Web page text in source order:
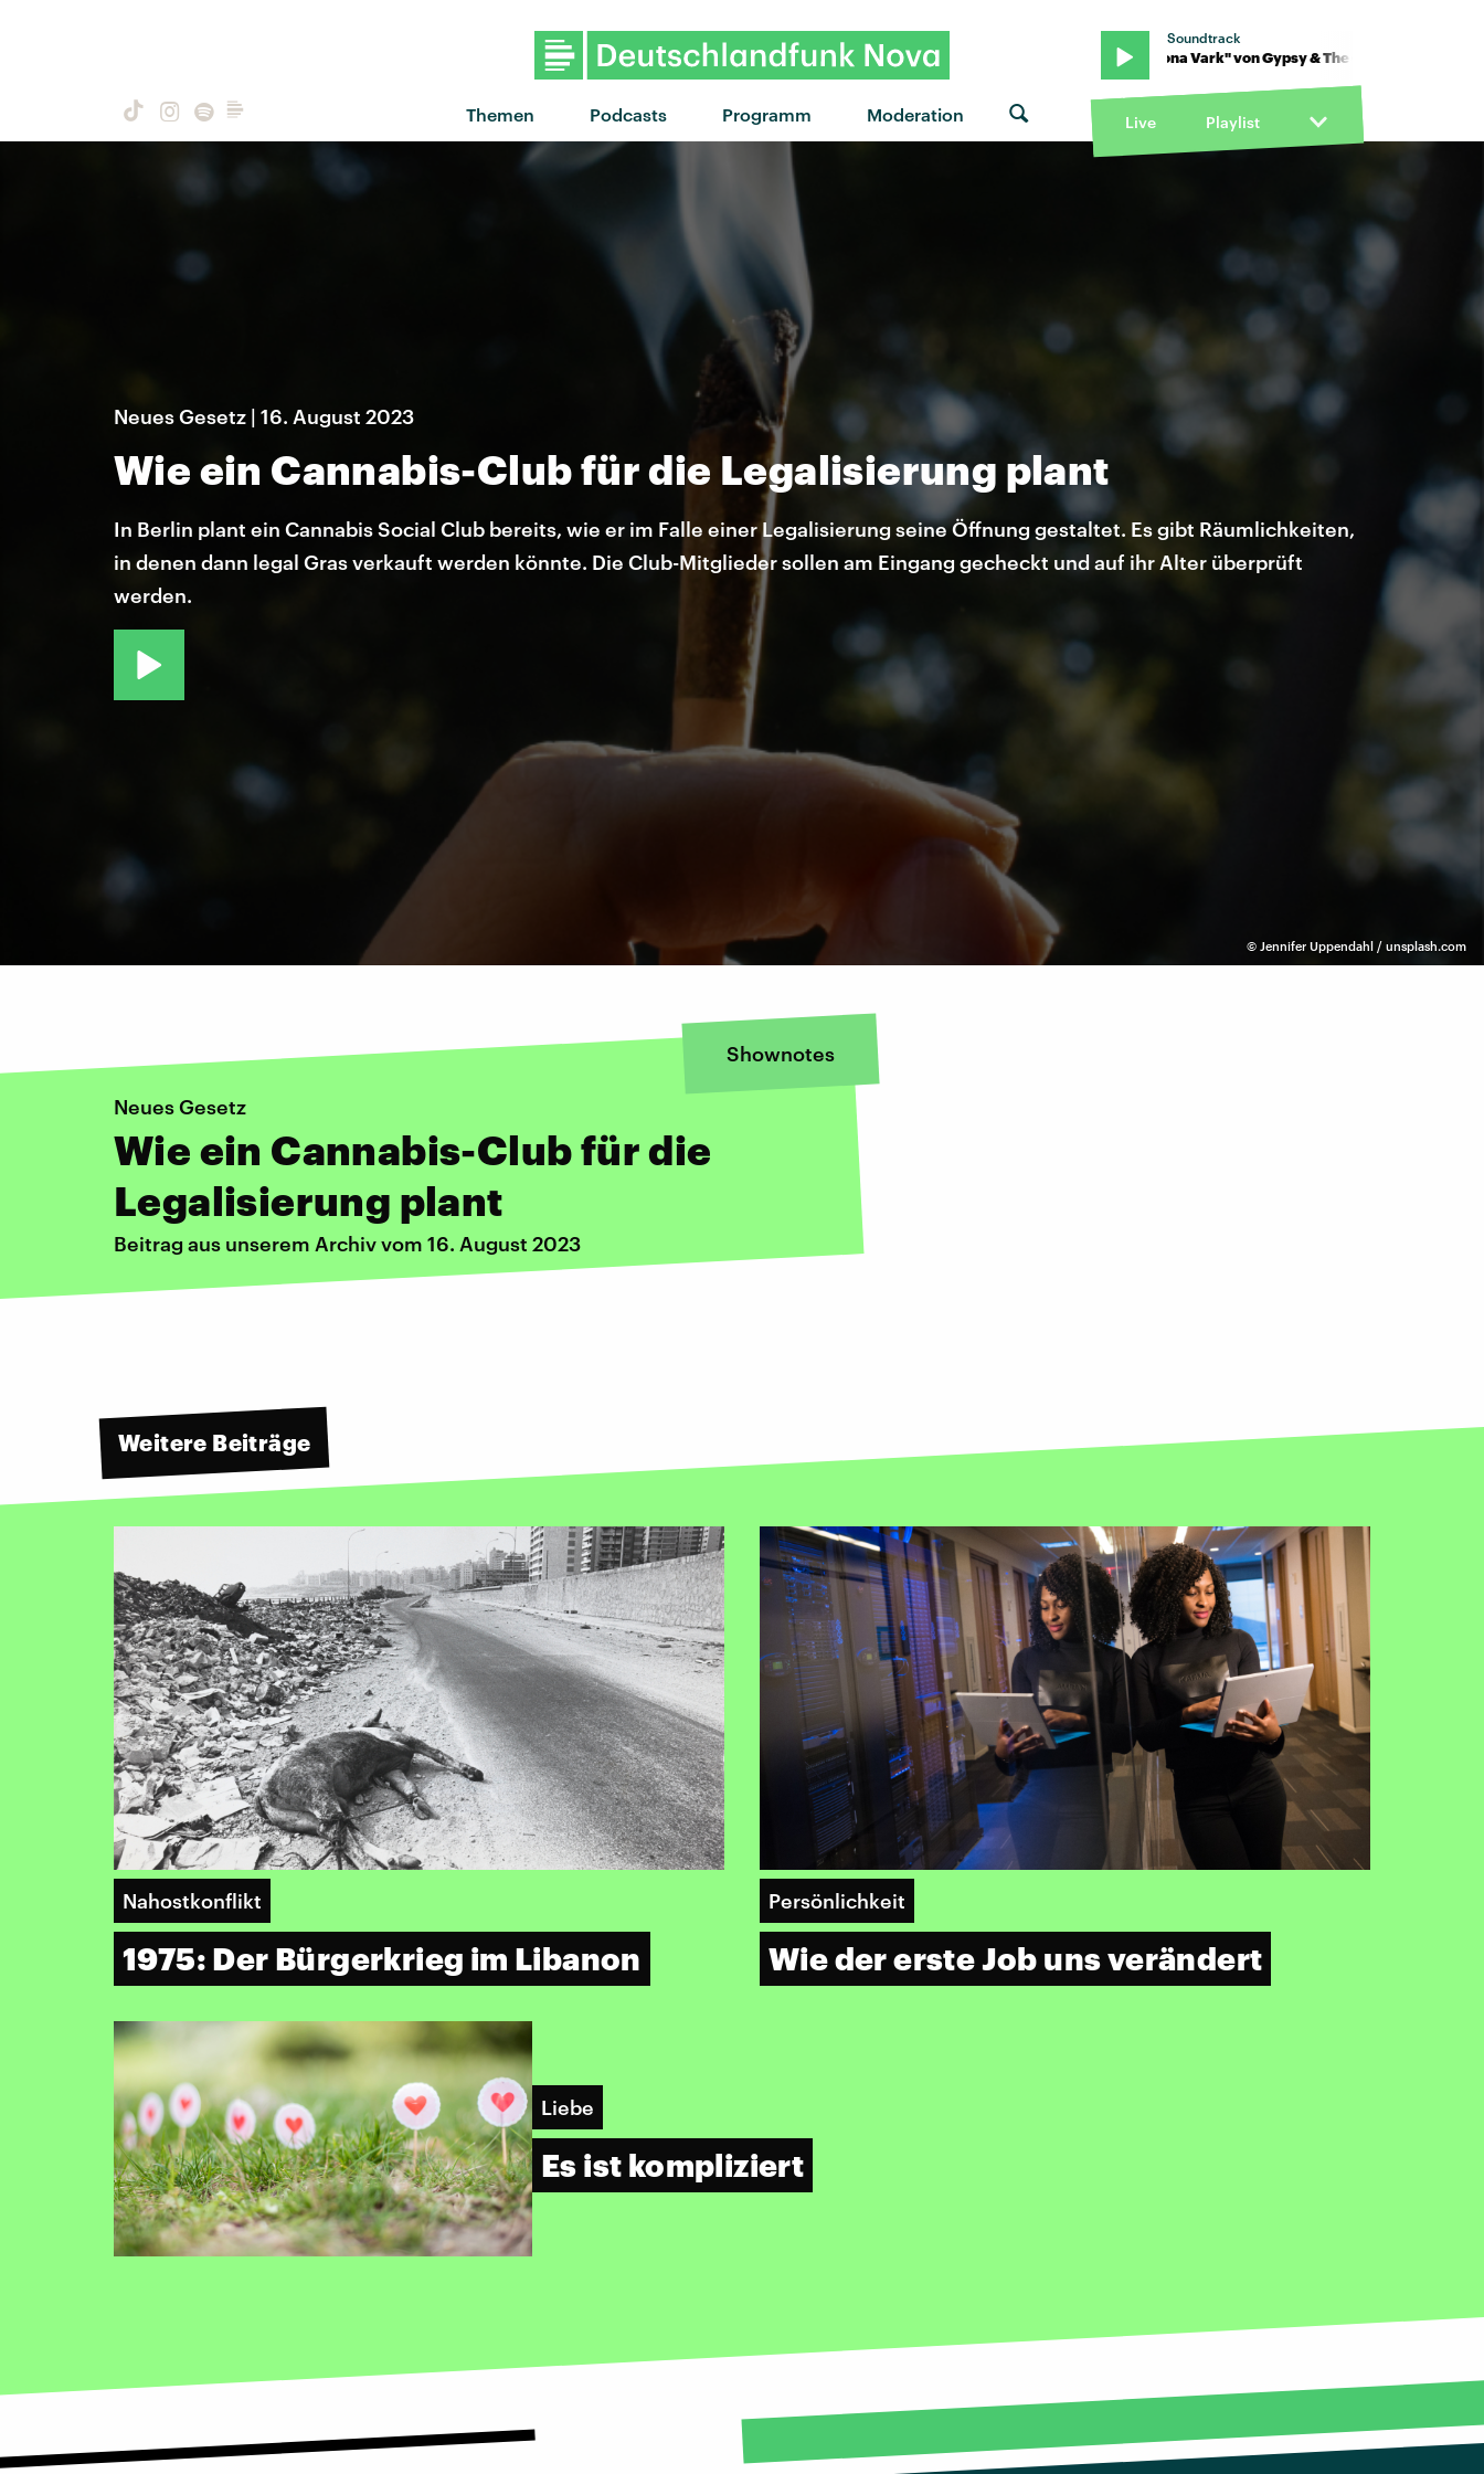
Themen Podcasts Programm Moderation
Soundtrack
"Jona Vark" von Gypsy & The Cat · "Jona Vark" von Gypsy & The Cat · "Jona Vark" von
Live Playlist
© Jennifer Uppendahl / unsplash.com
Neues Gesetz | 16. August 2023
Wie ein Cannabis-Club für die Legalisierung plant
In Berlin plant ein Cannabis Social Club bereits, wie er im Falle einer Legalisierung seine Öffnung gestaltet. Es gibt Räumlichkeiten,
in denen dann legal Gras verkauft werden könnte. Die Club-Mitglieder sollen am Eingang gecheckt und auf ihr Alter überprüft
werden.
Shownotes
Neues Gesetz
Wie ein Cannabis-Club für die
Legalisierung plant
Beitrag aus unserem Archiv vom 16. August 2023
Weitere Beiträge
Nahostkonflikt
1975: Der Bürgerkrieg im Libanon
Persönlichkeit
Wie der erste Job uns verändert
Liebe
Es ist kompliziert